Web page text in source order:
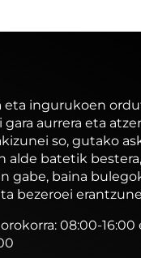
eta ingurukoen
aurrera eta
so, gutako
alde batetik
gabe, baina
bezeroei
08:00-16:00